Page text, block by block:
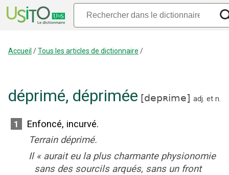
Accueil /Tous les articles de dictionnaire /
déprimé, déprimée [depʀime] adj. et n.
1
Enfoncé, incurvé.
Terrain déprimé.
Il « aurait eu la plus charmante physionomie
sans des sourcils arqués, sans un front